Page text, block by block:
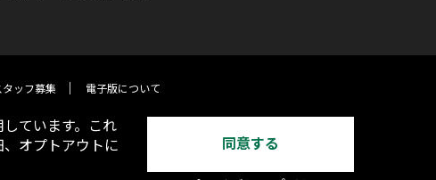
タッフ募集 電子版について
ています。これ
オプトアウトに
同意する